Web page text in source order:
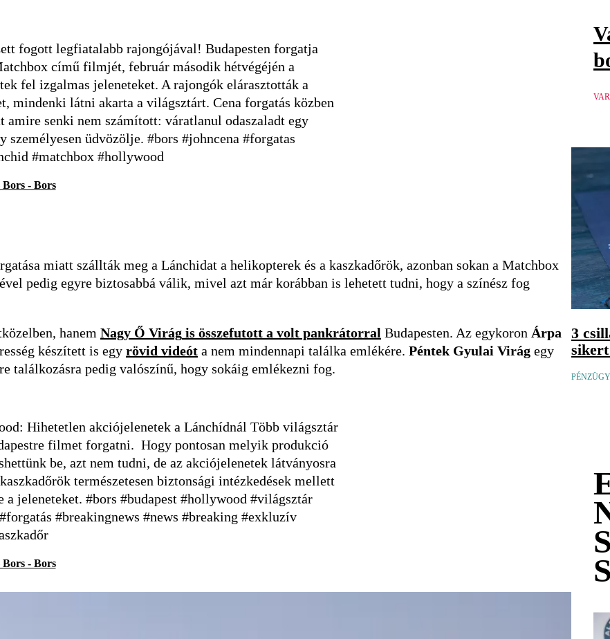
fogott legfiatalabb rajongójával! Budapesten forgatja
című filmjét, február második hétvégéjén a
fel izgalmas jeleneteket. A rajongók elárasztották a
mindenki látni akarta a világsztárt. Cena forgatás közben
amire senki nem számított: váratlanul odaszaladt egy
személyesen üdvözölje. #bors #johncena #forgatas
#matchbox #hollywood
- Bors
miatt szállták meg a Lánchidat a helikopterek és a kaszkadőrök, azonban sokan a Matchbox
pedig egyre biztosabbá válik, mivel azt már korábban is lehetett tudni, hogy a színész fog
hanem Nagy Ő Virág is összefutott a volt pankrátorral Budapesten. Az egykoron Árpa
készített is egy rövid videót a nem mindennapi találka emlékére. Péntek Gyulai Virág egy
találkozásra pedig valószínű, hogy sokáig emlékezni fog.
Hihetetlen akciójelenetek a Lánchídnál Több világsztár
filmet forgatni. Hogy pontosan melyik produkció
be, azt nem tudni, de az akciójelenetek látványosra
természetesen biztonsági intézkedések mellett
a jeleneteket. #bors #budapest #hollywood #világsztár
#breakingnews #news #breaking #exkluzív
- Bors
3
sikert